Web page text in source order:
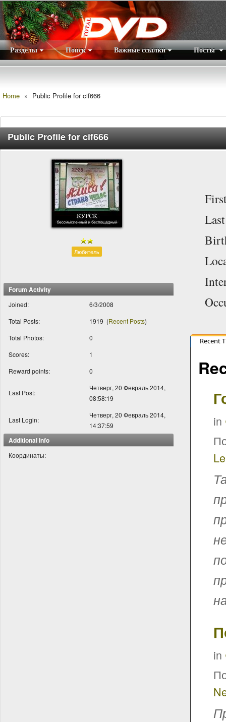
Разделы Поиск Важные ссылки Посты
Home » Public Profile for cif666
Public Profile for cif666
Любитель
Forum Activity
Joined:
6/3/2008
Total Posts:
1919 (Recent Posts)
Total Photos:
0
Scores:
1
Reward points:
0
Last Post:
Четверг, 20 Февраль 2014,
08:58:19
Last Login:
Четверг, 20 Февраль 2014,
14:37:59
Additional Info
Координаты:
Recent
in
in